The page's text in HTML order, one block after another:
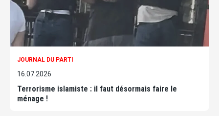
JOURNAL DU PARTI
16.07.2026
Terrorisme islamiste : il faut désormais faire le
ménage !